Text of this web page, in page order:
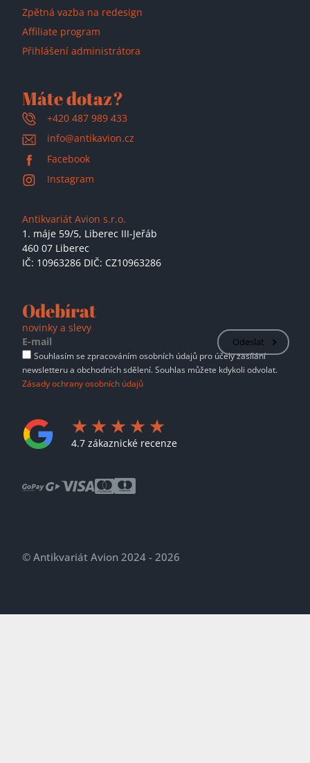
Zpětná vazba na redesign
Affiliate program
Přihlášení administrátora
Máte dotaz?
+420 487 989 433
info@antikavion.cz
Facebook
Instagram
Antikvariát Avion s.r.o.
1. máje 59/5, Liberec III-Jeřáb
460 07 Liberec
IČ: 10963286 DIČ: CZ10963286
Odebírat
novinky a slevy
Odeslat
Souhlasím se zpracováním osobních údajů pro účely zasílání
newsletteru a obchodních sdělení. Souhlas můžete kdykoli odvolat.
Zásady ochrany osobních údajů
4.7 zákaznické recenze
© Antikvariát Avion 2024 - 2026